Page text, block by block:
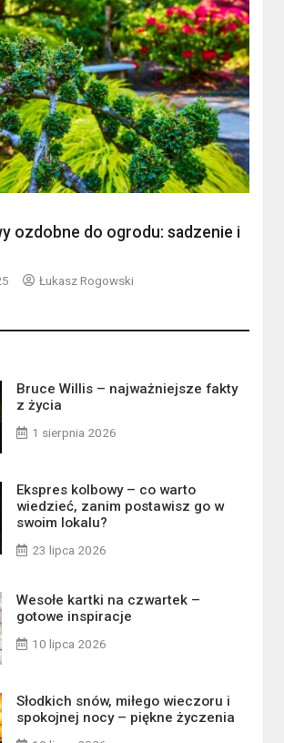
ozdobne do ogrodu: sadzenie i
Łukasz Rogowski
Bruce Willis – najważniejsze fakty
z życia
1 sierpnia 2026
Ekspres kolbowy – co warto
wiedzieć, zanim postawisz go w
swoim lokalu?
23 lipca 2026
Wesołe kartki na czwartek –
gotowe inspiracje
10 lipca 2026
Słodkich snów, miłego wieczoru i
spokojnej nocy – piękne życzenia